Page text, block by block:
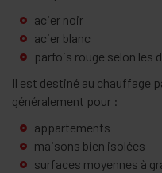
acier noir
acier blanc
parfois rouge selon les
Il est destiné au chauffage
généralement pour :
appartements
maisons bien isolées
surfaces moyennes à